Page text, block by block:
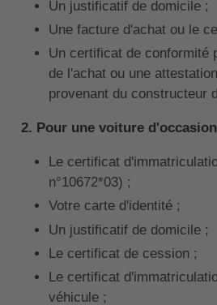
Un justificatif de domicile ;
Une facture d'achat ou le
Un certificat de conformité
de l'achat ou une
provenant du constructeur
2. Pour une voiture
Le certificat
n°10672*03) ;
Votre carte d'identité ;
Un justificatif de domicile ;
Le certificat de cession ;
Le certificat
véhicule ;